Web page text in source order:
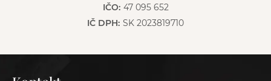
IČO: 47 095 652
IČ DPH: SK 2023819710